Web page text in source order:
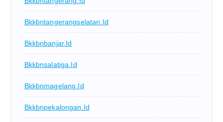
Bkkbntangerangselatan.id
Bkkbnbanjar.id
Bkkbnsalatiga.id
Bkkbnmagelang.id
Bkkbnpekalongan.id